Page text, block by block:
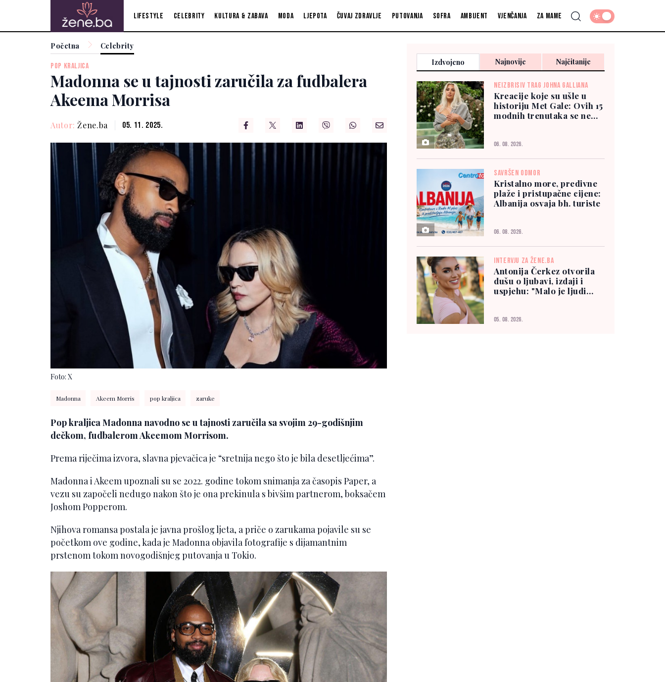
Lifestyle Celebrity Kultura & zabava Moda Ljepota Čuvaj zdravlje Putovanja Sofra Ambijent Vjenčanja Za mame
Početna Celebrity
POP KRALJICA
Madonna se u tajnosti zaručila za fudbalera
Akeema Morrisa
Autor: Žene.ba 05. 11. 2025.
Foto: X
Madonna Akeem Morris pop kraljica zaruke
Pop kraljica Madonna navodno se u tajnosti zaručila sa svojim 29-godišnjim
dečkom, fudbalerom Akeemom Morrisom.
Prema riječima izvora, slavna pjevačica je “sretnija nego što je bila desetljećima”.
Madonna i Akeem upoznali su se 2022. godine tokom snimanja za časopis Paper, a
vezu su započeli nedugo nakon što je ona prekinula s bivšim partnerom, boksačem
Joshom Popperom.
Njihova romansa postala je javna prošlog ljeta, a priče o zarukama pojavile su se
početkom ove godine, kada je Madonna objavila fotografije s dijamantnim
prstenom tokom novogodišnjeg putovanja u Tokio.
Izdvojeno Najnovije Najčitanije
NEIZBRISIV TRAG JOHNA GALLIANA
Kreacije koje su ušle u
historiju Met Gale: Ovih 15
modnih trenutaka se ne
06. 08. 2026.
SAVRŠEN ODMOR
Kristalno more, predivne
plaže i pristupačne cijene:
Albanija osvaja bh. turiste
06. 08. 2026.
INTERVJU ZA ŽENE.BA
Antonija Čerkez otvorila
dušu o ljubavi, izdaji i
uspjehu: "Malo je ljudi
05. 08. 2026.